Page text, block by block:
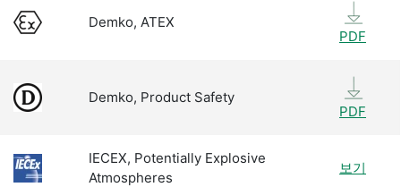
Demko, ATEX
PDF
Demko, Product Safety
PDF
IECEX, Potentially Explosive
Atmospheres
보기